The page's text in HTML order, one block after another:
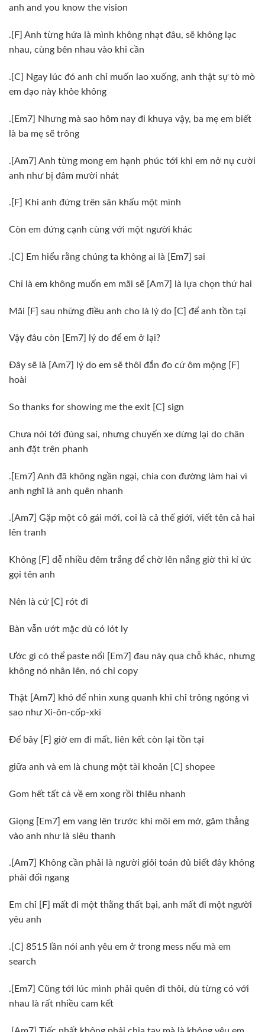
anh and you know the vision
.[F] Anh từng hứa là mình không nhạt đâu, sẽ không lạc
nhau, cùng bên nhau vào khi cần
.[C] Ngay lúc đó anh chỉ muốn lao xuống, anh thật sự tò mò
em dạo này khỏe không
.[Em7] Nhưng mà sao hôm nay đi khuya vậy, ba mẹ em biết
là ba mẹ sẽ trông
.[Am7] Anh từng mong em hạnh phúc tới khi em nở nụ cười
anh như bị đâm mười nhát
.[F] Khi anh đứng trên sân khấu một mình
Còn em đứng cạnh cùng với một người khác
.[C] Em hiểu rằng chúng ta không ai là [Em7] sai
Chỉ là em không muốn em mãi sẽ [Am7] là lựa chọn thứ hai
Mãi [F] sau những điều anh cho là lý do [C] để anh tồn tại
Vậy đâu còn [Em7] lý do để em ở lại?
Đây sẽ là [Am7] lý do em sẽ thôi đắn đo cứ ôm mộng [F]
hoài
So thanks for showing me the exit [C] sign
Chưa nói tới đúng sai, nhưng chuyến xe dừng lại do chân
anh đặt trên phanh
.[Em7] Anh đã không ngần ngại, chia con đường làm hai vì
anh nghĩ là anh quên nhanh
.[Am7] Gặp một cô gái mới, coi là cả thế giới, viết tên cả hai
lên tranh
Không [F] dễ nhiều đêm trắng để chờ lên nắng giờ thì kí ức
gọi tên anh
Nên là cứ [C] rót đi
Bàn vẫn ướt mặc dù có lót ly
Ước gì có thể paste nổi [Em7] đau này qua chỗ khác, nhưng
không nó nhân lên, nó chỉ copy
Thật [Am7] khó để nhìn xung quanh khi chỉ trông ngóng vì
sao như Xi-ôn-cốp-xki
Để bây [F] giờ em đi mất, liên kết còn lại tồn tại
giữa anh và em là chung một tài khoản [C] shopee
Gom hết tất cả về em xong rồi thiêu nhanh
Giọng [Em7] em vang lên trước khi môi em mở, găm thẳng
vào anh như là siêu thanh
.[Am7] Không cần phải là người giỏi toán đủ biết đây không
phải đổi ngang
Em chỉ [F] mất đi một thằng thất bại, anh mất đi một người
yêu anh
.[C] 8515 lần nói anh yêu em ở trong mess nếu mà em
search
.[Em7] Cũng tới lúc mình phải quên đi thôi, dù từng có với
nhau là rất nhiều cam kết